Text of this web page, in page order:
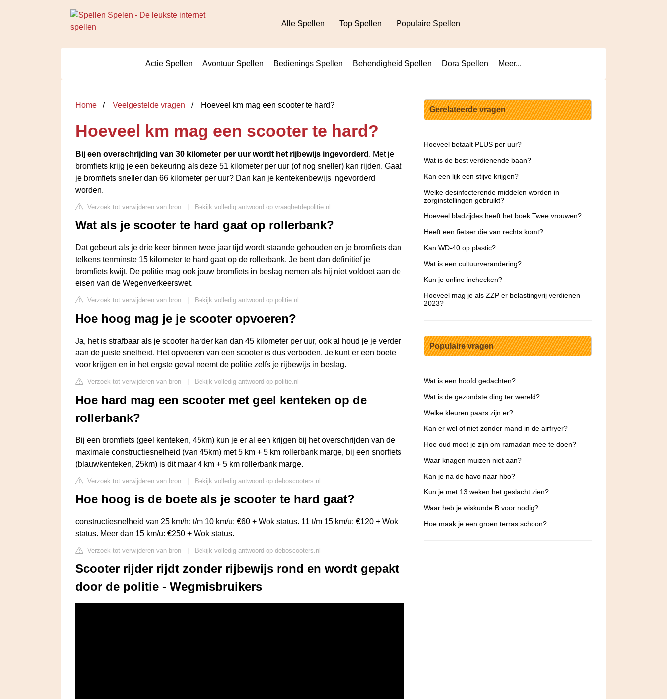
Alle Spellen Top Spellen Populaire Spellen
Actie Spellen Avontuur Spellen Bedienings Spellen Behendigheid Spellen Dora Spellen Meer...
Home Veelgestelde vragen Hoeveel km mag een scooter te hard?
Hoeveel km mag een scooter te hard?
Bij een overschrijding van 30 kilometer per uur wordt het rijbewijs ingevorderd . Met je
bromfiets krijg je een bekeuring als deze 51 kilometer per uur (of nog sneller) kan rijden. Gaat
je bromfiets sneller dan 66 kilometer per uur? Dan kan je kentekenbewijs ingevorderd
worden.
Verzoek tot verwijderen van bron Bekijk volledig antwoord op vraaghetdepolitie.nl
Wat als je scooter te hard gaat op rollerbank?
Dat gebeurt als je drie keer binnen twee jaar tijd wordt staande gehouden en je bromfiets dan
telkens tenminste 15 kilometer te hard gaat op de rollerbank. Je bent dan definitief je
bromfiets kwijt. De politie mag ook jouw bromfiets in beslag nemen als hij niet voldoet aan de
eisen van de Wegenverkeerswet.
Verzoek tot verwijderen van bron Bekijk volledig antwoord op politie.nl
Hoe hoog mag je je scooter opvoeren?
Ja, het is strafbaar als je scooter harder kan dan 45 kilometer per uur, ook al houd je je verder
aan de juiste snelheid. Het opvoeren van een scooter is dus verboden. Je kunt er een boete
voor krijgen en in het ergste geval neemt de politie zelfs je rijbewijs in beslag.
Verzoek tot verwijderen van bron Bekijk volledig antwoord op politie.nl
Hoe hard mag een scooter met geel kenteken op de
rollerbank?
Bij een bromfiets (geel kenteken, 45km) kun je er al een krijgen bij het overschrijden van de
maximale constructiesnelheid (van 45km) met 5 km + 5 km rollerbank marge, bij een snorfiets
(blauwkenteken, 25km) is dit maar 4 km + 5 km rollerbank marge.
Verzoek tot verwijderen van bron Bekijk volledig antwoord op deboscooters.nl
Hoe hoog is de boete als je scooter te hard gaat?
constructiesnelheid van 25 km/h: t/m 10 km/u: €60 + Wok status. 11 t/m 15 km/u: €120 + Wok
status. Meer dan 15 km/u: €250 + Wok status.
Verzoek tot verwijderen van bron Bekijk volledig antwoord op deboscooters.nl
Scooter rijder rijdt zonder rijbewijs rond en wordt gepakt
door de politie - Wegmisbruikers
Gerelateerde vragen
Hoeveel betaalt PLUS per uur?
Wat is de best verdienende baan?
Kan een lijk een stijve krijgen?
Welke desinfecterende middelen worden in
zorginstellingen gebruikt?
Hoeveel bladzijdes heeft het boek Twee vrouwen?
Heeft een fietser die van rechts komt?
Kan WD-40 op plastic?
Wat is een cultuurverandering?
Kun je online inchecken?
Hoeveel mag je als ZZP er belastingvrij verdienen
2023?
Populaire vragen
Wat is een hoofd gedachten?
Wat is de gezondste ding ter wereld?
Welke kleuren paars zijn er?
Kan er wel of niet zonder mand in de airfryer?
Hoe oud moet je zijn om ramadan mee te doen?
Waar knagen muizen niet aan?
Kan je na de havo naar hbo?
Kun je met 13 weken het geslacht zien?
Waar heb je wiskunde B voor nodig?
Hoe maak je een groen terras schoon?